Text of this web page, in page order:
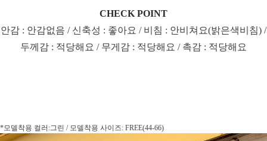
CHECK POINT
안감 : 안감없음 / 신축성 : 좋아요 / 비침 : 안비쳐요(밝은색비침) /
두께감 : 적당해요 / 무게감 : 적당해요 / 촉감 : 적당해요
*모델착용 컬러:그린 / 모델착용 사이즈: FREE(44-66)